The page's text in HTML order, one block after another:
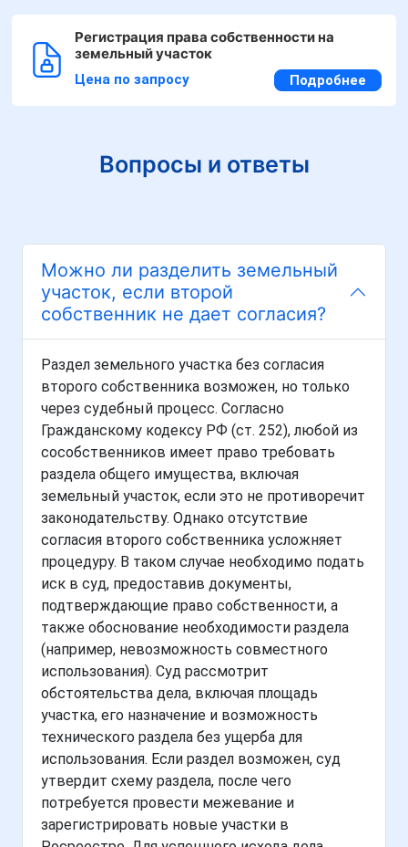
Регистрация права собственности на
земельный участок
Цена по запросу Подробнее
Вопросы и ответы
Можно ли разделить земельный
участок, если второй
собственник не дает согласия?
Раздел земельного участка без согласия
второго собственника возможен, но только
через судебный процесс. Согласно
Гражданскому кодексу РФ (ст. 252), любой из
сособственников имеет право требовать
раздела общего имущества, включая
земельный участок, если это не противоречит
законодательству. Однако отсутствие
согласия второго собственника усложняет
процедуру. В таком случае необходимо подать
иск в суд, предоставив документы,
подтверждающие право собственности, а
также обоснование необходимости раздела
(например, невозможность совместного
использования). Суд рассмотрит
обстоятельства дела, включая площадь
участка, его назначение и возможность
технического раздела без ущерба для
использования. Если раздел возможен, суд
утвердит схему раздела, после чего
потребуется провести межевание и
зарегистрировать новые участки в